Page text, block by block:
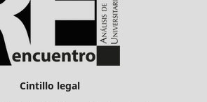
Cintillo legal